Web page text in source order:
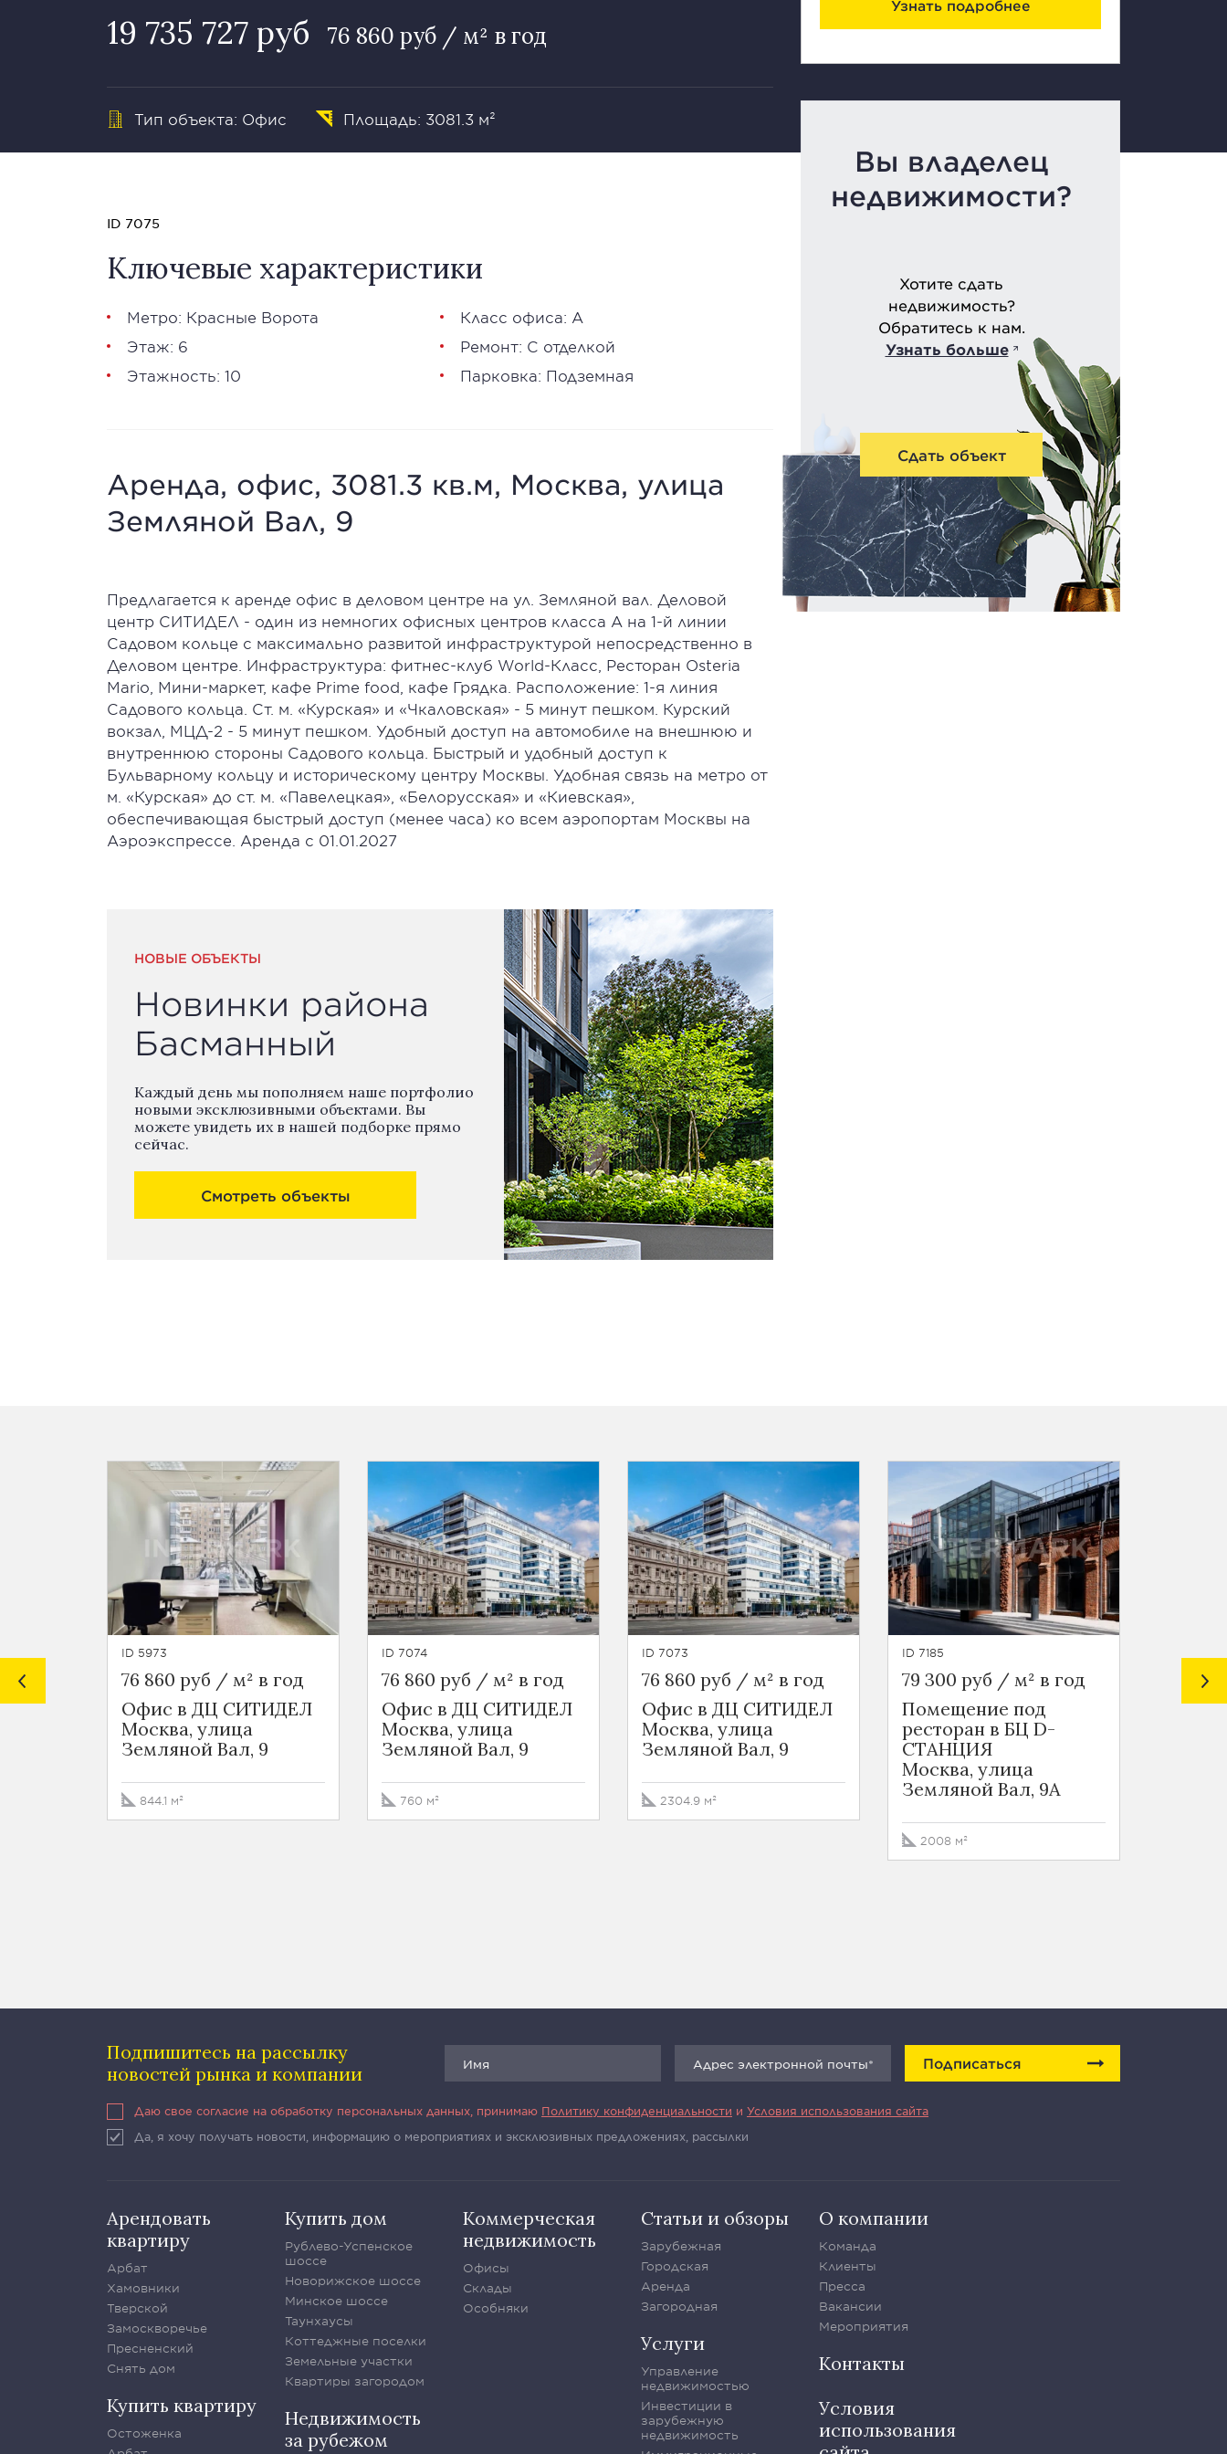
19 735 727 руб 76 860 руб / м² в год
Тип объекта: Офис Площадь: 3081.3 м²
Узнать подробнее
Вы владелец
недвижимости?
Хотите сдать
недвижимость?
Обратитесь к нам.
Узнать больше
Сдать объект
ID 7075
Ключевые характеристики
Метро: Красные Ворота
Этаж: 6
Этажность: 10
Класс офиса: А
Ремонт: С отделкой
Парковка: Подземная
Аренда, офис, 3081.3 кв.м, Москва, улица
Земляной Вал, 9
Предлагается к аренде офис в деловом центре на ул. Земляной вал. Деловой
центр СИТИДЕЛ - один из немногих офисных центров класса А на 1-й линии
Садовом кольце с максимально развитой инфраструктурой непосредственно в
Деловом центре. Инфраструктура: фитнес-клуб World-Класс, Ресторан Osteria
Mario, Мини-маркет, кафе Prime food, кафе Грядка. Расположение: 1-я линия
Садового кольца. Ст. м. «Курская» и «Чкаловская» - 5 минут пешком. Курский
вокзал, МЦД-2 - 5 минут пешком. Удобный доступ на автомобиле на внешнюю и
внутреннюю стороны Садового кольца. Быстрый и удобный доступ к
Бульварному кольцу и историческому центру Москвы. Удобная связь на метро от
м. «Курская» до ст. м. «Павелецкая», «Белорусская» и «Киевская»,
обеспечивающая быстрый доступ (менее часа) ко всем аэропортам Москвы на
Аэроэкспрессе. Аренда с 01.01.2027
НОВЫЕ ОБЪЕКТЫ
Новинки района
Басманный
Каждый день мы пополняем наше портфолио
новыми эксклюзивными объектами. Вы
можете увидеть их в нашей подборке прямо
сейчас.
Смотреть объекты
ID 5973
76 860 руб / м² в год
Офис в ДЦ СИТИДЕЛ
Москва, улица
Земляной Вал, 9
844.1 м²
ID 7074
76 860 руб / м² в год
Офис в ДЦ СИТИДЕЛ
Москва, улица
Земляной Вал, 9
760 м²
ID 7073
76 860 руб / м² в год
Офис в ДЦ СИТИДЕЛ
Москва, улица
Земляной Вал, 9
2304.9 м²
ID 7185
79 300 руб / м² в год
Помещение под
ресторан в БЦ D-
СТАНЦИЯ
Москва, улица
Земляной Вал, 9А
2008 м²
62
Подпишитесь на рассылку
новостей рынка и компании
Подписаться
Даю свое согласие на обработку персональных данных, принимаю Политику конфиденциальности и Условия использования сайта
Да, я хочу получать новости, информацию о мероприятиях и эксклюзивных предложениях, рассылки
Арендовать
квартиру
Арбат
Хамовники
Тверской
Замоскворечье
Пресненский
Снять дом
Купить квартиру
Остоженка
Купить дом
Рублево-Успенское
шоссе
Новорижское шоссе
Минское шоссе
Таунхаусы
Коттеджные поселки
Земельные участки
Квартиры загородом
Недвижимость
за рубежом
Коммерческая
недвижимость
Офисы
Склады
Особняки
Статьи и обзоры
Зарубежная
Городская
Аренда
Загородная
Услуги
Управление
недвижимостью
Инвестиции в
зарубежную
недвижимость
О компании
Команда
Клиенты
Пресса
Вакансии
Мероприятия
Контакты
Условия
использования